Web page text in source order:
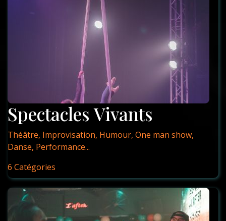
Spectacles Vivants
Théâtre, Improvisation, Humour, One man show,
Danse, Performance...
6 Catégories